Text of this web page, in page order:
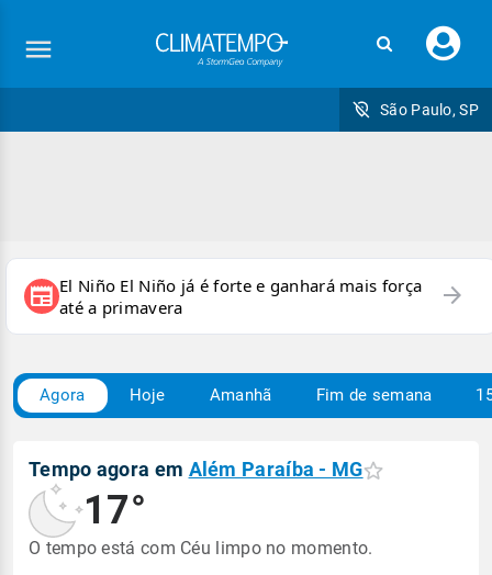
seu
São Paulo, SP
newspaper El Niño El Niño já é forte e ganhará mais força
até a primavera
arrow_forward
Agora Hoje Amanhã Fim de semana
Tempo agora em Além Paraíba - MG
17°
O tempo está com Céu limpo no momento.